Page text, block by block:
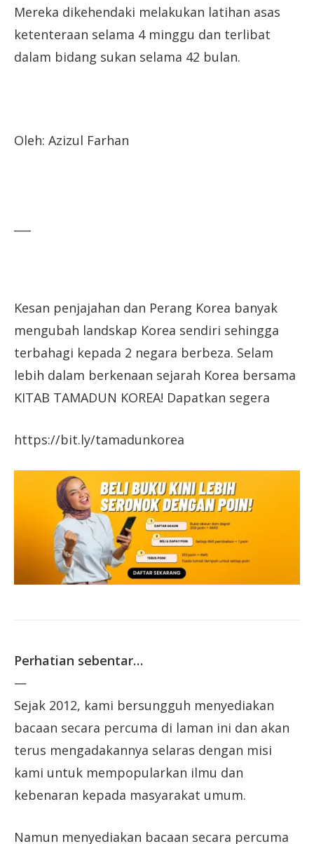
Mereka dikehendaki melakukan latihan asas
ketenteraan selama 4 minggu dan terlibat
dalam bidang sukan selama 42 bulan.
Oleh: Azizul Farhan
Kesan penjajahan dan Perang Korea banyak
mengubah landskap Korea sendiri sehingga
terbahagi kepada 2 negara berbeza. Selam
lebih dalam berkenaan sejarah Korea bersama
KITAB TAMADUN KOREA! Dapatkan segera
https://bit.ly/tamadunkorea
Perhatian sebentar…
—
Sejak 2012, kami bersungguh menyediakan
bacaan secara percuma di laman ini dan akan
terus mengadakannya selaras dengan misi
kami untuk mempopularkan ilmu dan
kebenaran kepada masyarakat umum.
Namun menyediakan bacaan secara percuma